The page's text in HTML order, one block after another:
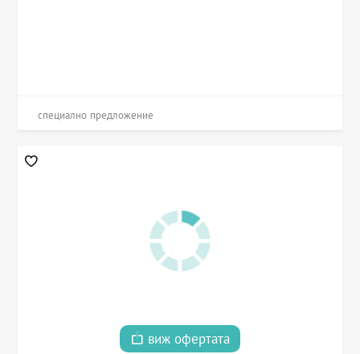
специално предложение
виж офертата